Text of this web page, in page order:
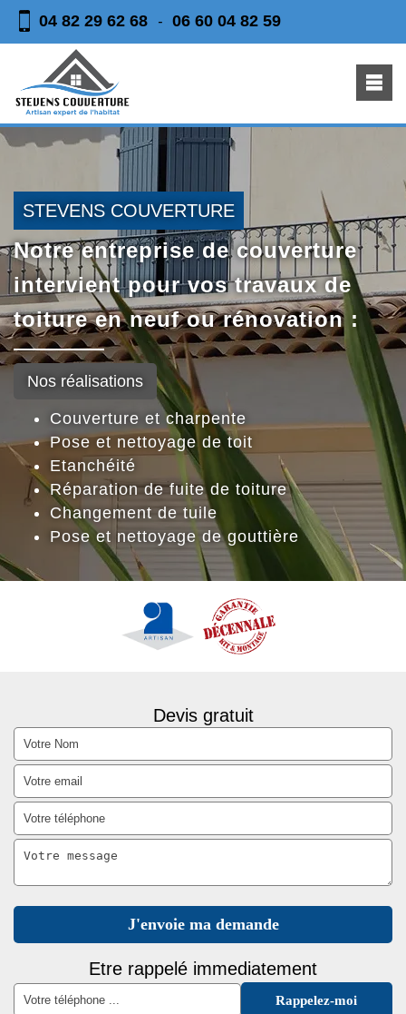
04 82 29 62 68 - 06 60 04 82 59
STEVENS COUVERTURE
Notre entreprise de couverture
intervient pour vos travaux de
toiture en neuf ou rénovation :
Nos réalisations
Couverture et charpente
Pose et nettoyage de toit
Etanchéité
Réparation de fuite de toiture
Changement de tuile
Pose et nettoyage de gouttière
Devis gratuit
Etre rappelé immediatement